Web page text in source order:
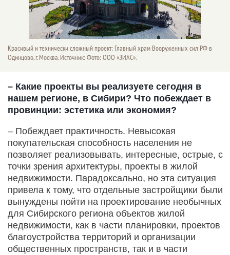
Красивый и технически сложный проект: Главный храм Вооруженных сил РФ в
Одинцово, г. Москва. Источник: Фото: ООО «ЗИАС».
– Какие проекты вы реализуете сегодня в
нашем регионе, в Сибири? Что побеждает в
провинции: эстетика или экономия?
– Побеждает практичность. Невысокая
покупательская способность населения не
позволяет реализовывать, интересные, острые, с
точки зрения архитектуры, проекты в жилой
недвижимости. Парадоксально, но эта ситуация
привела к тому, что отдельные застройщики были
вынуждены пойти на проектирование необычных
для Сибирского региона объектов жилой
недвижимости, как в части планировки, проектов
благоустройства территорий и организации
общественных пространств, так и в части